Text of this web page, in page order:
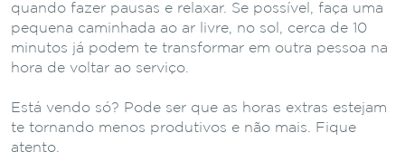
quando fazer pausas e relaxar. Se possível, faça uma
pequena caminhada ao ar livre, no sol, cerca de 10
minutos já podem te transformar em outra pessoa na
hora de voltar ao serviço.
Está vendo só? Pode ser que as horas extras estejam
te tornando menos produtivos e não mais. Fique
atento.